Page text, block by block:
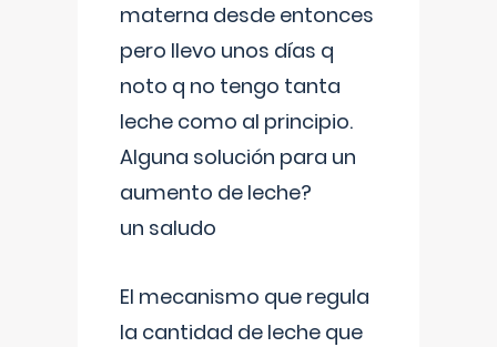
materna desde entonces
pero llevo unos días q
noto q no tengo tanta
leche como al principio.
Alguna solución para un
aumento de leche?
un saludo
El mecanismo que regula
la cantidad de leche que